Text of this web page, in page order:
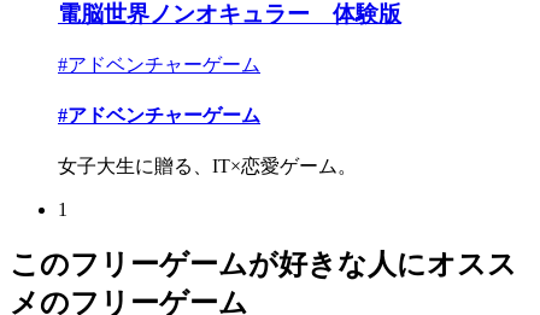
電脳世界ノンオキュラー 体験版
#アドベンチャーゲーム
#アドベンチャーゲーム
女子大生に贈る、IT×恋愛ゲーム。
1
このフリーゲームが好きな人にオスス
メのフリーゲーム